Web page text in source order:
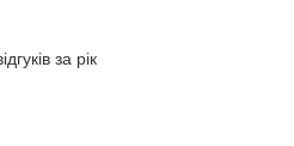
за рік